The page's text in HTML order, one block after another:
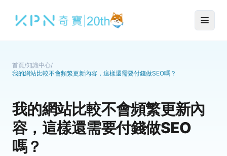
首頁/知識中心/
我的網站比較不會頻繁更新內容，這樣還需要付錢做SEO嗎？
我的網站比較不會頻繁更新內
容，這樣還需要付錢做SEO
嗎？